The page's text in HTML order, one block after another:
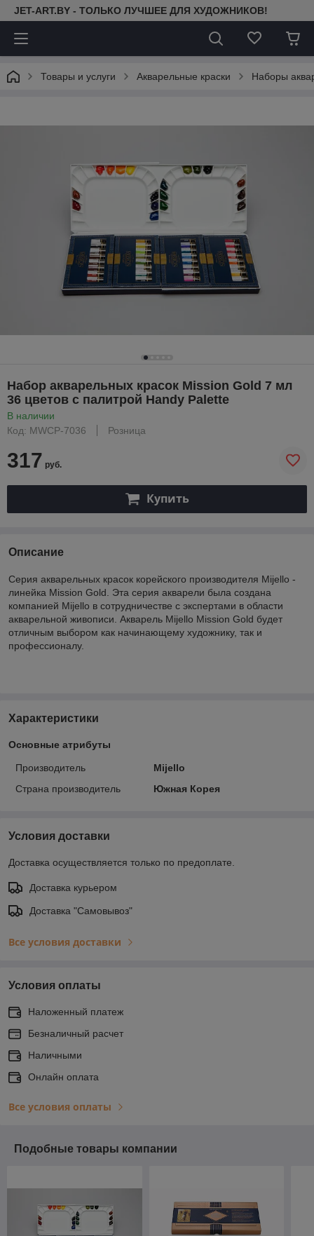
JET-ART.BY - ТОЛЬКО ЛУЧШЕЕ ДЛЯ ХУДОЖНИКОВ!
Товары и услуги Акварельные краски Наборы
Набор акварельных красок Mission Gold 7 мл
36 цветов с палитрой Handy Palette
В наличии
Код: MWCP-7036
Розница
317 руб.
Купить
Описание
Серия акварельных красок корейского производителя Mijello -
линейка Mission Gold. Эта серия акварели была создана
компанией Mijello в сотрудничестве с экспертами в области
акварельной живописи. Акварель Mijello Mission Gold будет
отличным выбором как начинающему художнику, так и
профессионалу.
Характеристики
Основные атрибуты
Производитель
Mijello
Страна производитель
Южная Корея
Условия доставки
Доставка осуществляется только по предоплате.
Доставка курьером
Доставка "Самовывоз"
Все условия доставки
Условия оплаты
Наложенный платеж
Безналичный расчет
Наличными
Онлайн оплата
Все условия оплаты
Подобные товары компании